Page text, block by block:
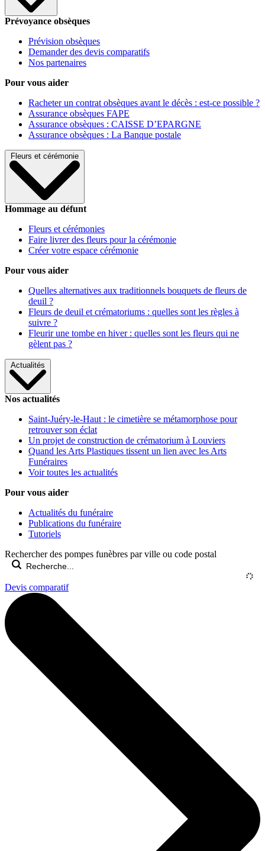
Prévoyance obsèques
Prévision obsèques
Demander des devis comparatifs
Nos partenaires
Pour vous aider
Racheter un contrat obsèques avant le décès : est-ce possible ?
Assurance obsèques FAPE
Assurance obsèques : CAISSE D’EPARGNE
Assurance obsèques : La Banque postale
Fleurs et cérémonie
Hommage au défunt
Fleurs et cérémonies
Faire livrer des fleurs pour la cérémonie
Créer votre espace cérémonie
Pour vous aider
Quelles alternatives aux traditionnels bouquets de fleurs de
deuil ?
Fleurs de deuil et crématoriums : quelles sont les règles à
suivre ?
Fleurir une tombe en hiver : quelles sont les fleurs qui ne
gèlent pas ?
Actualités
Nos actualités
Saint-Juéry-le-Haut : le cimetière se métamorphose pour
retrouver son éclat
Un projet de construction de crématorium à Louviers
Quand les Arts Plastiques tissent un lien avec les Arts
Funéraires
Voir toutes les actualités
Pour vous aider
Actualités du funéraire
Publications du funéraire
Tutoriels
Rechercher des pompes funèbres par ville ou code postal
Devis comparatif